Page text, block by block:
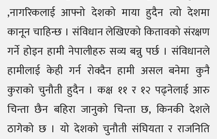
,नागरिकलाई आफ्नो देशको माया हुदैन त्यो देशमा
कानून चाहिन्छ । संविधान लेखिएको कितावको संरक्षण
गर्ने होइन हामी नेपालीहरु सव्य बन्नु पर्छ । संविधानले
हामीलाई केही गर्न रोक्दैन हामी असल बनेमा कुनै
कुराको चुनौती हुदैन । कक्ष ११ र १२ पढ्नेलाई आरु
चिन्ता छैन बहिरा जानुको चिन्ता छ, किनकी देशले
ठागेको छ । यो देशको चुनौती संघियता र राजनिति